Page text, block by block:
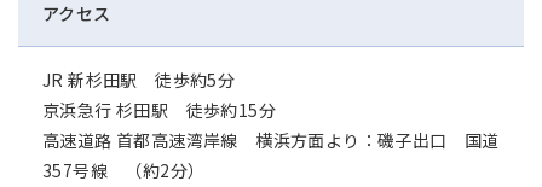
アクセス
JR 新杉田駅 徒歩約5分
京浜急行 杉田駅 徒歩約15分
高速道路 首都高速湾岸線 横浜方面より：磯子出口 国道
357号線 （約2分）